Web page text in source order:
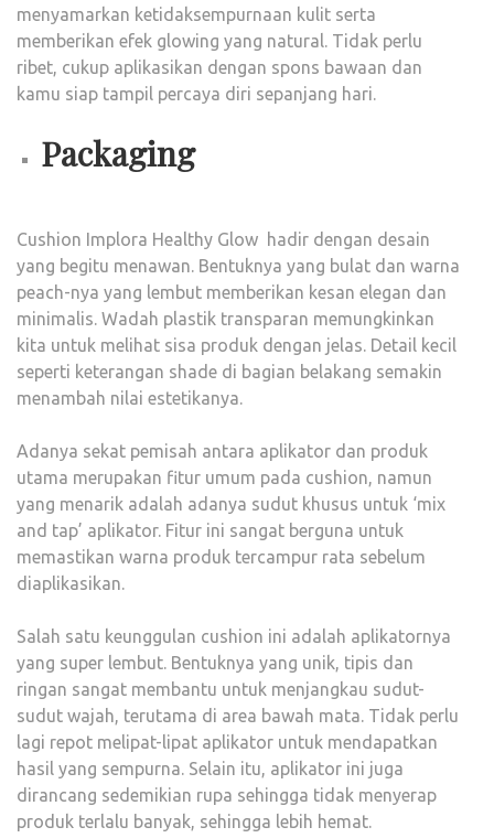
menyamarkan ketidaksempurnaan kulit serta
memberikan efek glowing yang natural. Tidak perlu
ribet, cukup aplikasikan dengan spons bawaan dan
kamu siap tampil percaya diri sepanjang hari.
Packaging
Cushion Implora Healthy Glow hadir dengan desain
yang begitu menawan. Bentuknya yang bulat dan warna
peach-nya yang lembut memberikan kesan elegan dan
minimalis. Wadah plastik transparan memungkinkan
kita untuk melihat sisa produk dengan jelas. Detail kecil
seperti keterangan shade di bagian belakang semakin
menambah nilai estetikanya.
Adanya sekat pemisah antara aplikator dan produk
utama merupakan fitur umum pada cushion, namun
yang menarik adalah adanya sudut khusus untuk ‘mix
and tap’ aplikator. Fitur ini sangat berguna untuk
memastikan warna produk tercampur rata sebelum
diaplikasikan.
Salah satu keunggulan cushion ini adalah aplikatornya
yang super lembut. Bentuknya yang unik, tipis dan
ringan sangat membantu untuk menjangkau sudut-
sudut wajah, terutama di area bawah mata. Tidak perlu
lagi repot melipat-lipat aplikator untuk mendapatkan
hasil yang sempurna. Selain itu, aplikator ini juga
dirancang sedemikian rupa sehingga tidak menyerap
produk terlalu banyak, sehingga lebih hemat.